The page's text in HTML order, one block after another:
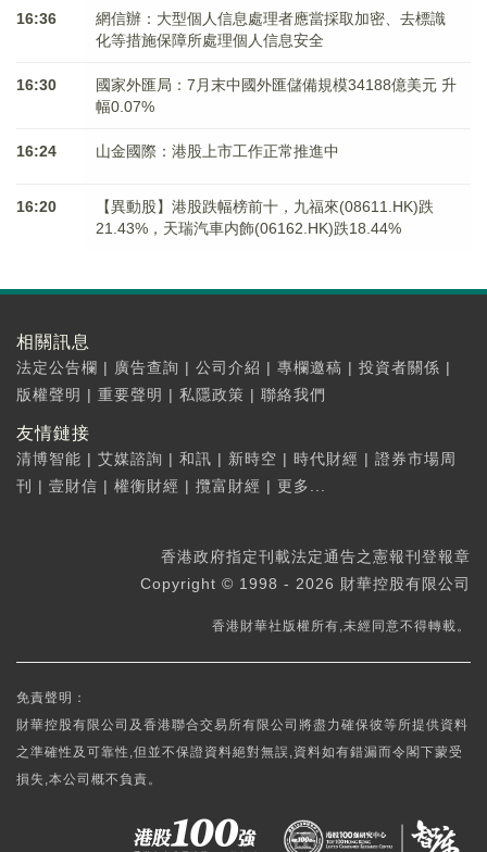
16:36
網信辦：大型個人信息處理者應當採取加密、去標識
化等措施保障所處理個人信息安全
16:30
國家外匯局：7月末中國外匯儲備規模34188億美元 升
幅0.07%
16:24 山金國際：港股上市工作正常推進中
16:20
【異動股】港股跌幅榜前十，九福來(08611.HK)跌
21.43%，天瑞汽車内飾(06162.HK)跌18.44%
相關訊息
法定公告欄 | 廣告查詢 | 公司介紹 | 專欄邀稿 | 投資者關係 |
版權聲明 | 重要聲明 | 私隱政策 | 聯絡我們
友情鏈接
清博智能 | 艾媒諮詢 | 和訊 | 新時空 | 時代財經 | 證券市場周
刊
| 壹財信 | 權衡財經 | 攬富財經 | 更多...
香港政府指定刊載法定通告之憲報刊登報章
Copyright © 1998 - 2026 財華控股有限公司
香港財華社版權所有,未經同意不得轉載。
免責聲明：
財華控股有限公司及香港聯合交易所有限公司將盡力確保彼等所提供資料
之準確性及可靠性,但並不保證資料絕對無誤,資料如有錯漏而令閣下蒙受
損失,本公司概不負責。